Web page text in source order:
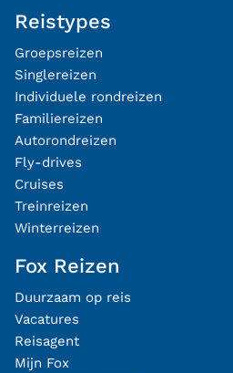
Reistypes
Groepsreizen
Singlereizen
Individuele rondreizen
Familiereizen
Autorondreizen
Fly-drives
Cruises
Treinreizen
Winterreizen
Fox Reizen
Duurzaam op reis
Vacatures
Reisagent
Mijn Fox